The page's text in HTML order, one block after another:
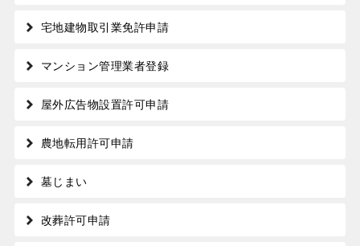
宅地建物取引業免許申請
マンション管理業者登録
屋外広告物設置許可申請
農地転用許可申請
墓じまい
改葬許可申請